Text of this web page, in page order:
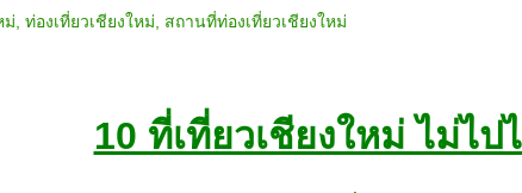
ม่ ท่องเที่ยวเชียงใหม่ สถานที่ท่องเที่ยวเชียงใหม่
10 ที่เที่ยวเชียงใหม่ ไม่ไป